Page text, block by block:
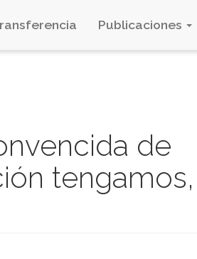
Publicaciones
de
tengamos,